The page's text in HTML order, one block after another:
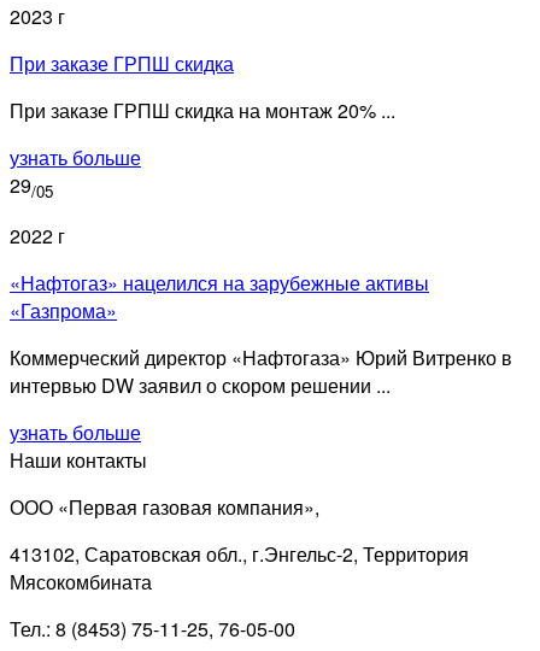
2023 г
При заказе ГРПШ скидка
При заказе ГРПШ скидка на монтаж 20% ...
узнать больше
29/05
2022 г
«Нафтогаз» нацелился на зарубежные активы
«Газпрома»
Коммерческий директор «Нафтогаза» Юрий Витренко в
интервью DW заявил о скором решении ...
узнать больше
Наши контакты
ООО «Первая газовая компания»,
413102, Саратовская обл., г.Энгельс-2, Территория
Мясокомбината
Тел.: 8 (8453) 75-11-25, 76-05-00